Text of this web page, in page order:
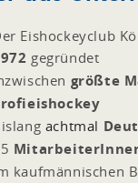
Eishockeyclub
gegründet
größte
achtmal
kaufmännischen